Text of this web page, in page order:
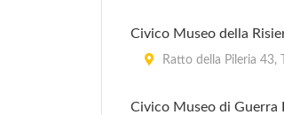
Civico Museo della
Ratto della Pileria 43,
Civico Museo di Guerra